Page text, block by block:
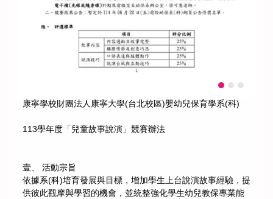
康寧學校財團法人康寧大學(台北校區)嬰幼兒保育學系(科)
113學年度「兒童故事說演」競賽辦法
壹、 活動宗旨
依據系(科)培育發展與目標，增加學生上台說演故事經驗，提
供彼此觀摩與學習的機會，並統整強化學生幼兒教保專業能